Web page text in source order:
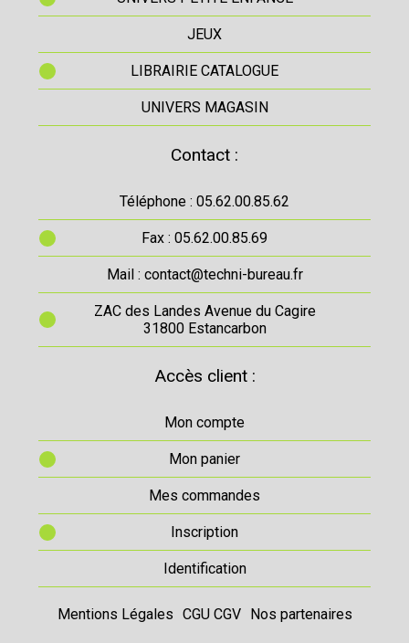
JEUX
LIBRAIRIE CATALOGUE
UNIVERS MAGASIN
Contact :
Téléphone : 05.62.00.85.62
Fax : 05.62.00.85.69
Mail : contact@techni-bureau.fr
ZAC des Landes Avenue du Cagire
31800 Estancarbon
Accès client :
Mon compte
Mon panier
Mes commandes
Inscription
Identification
Mentions Légales CGU CGV Nos partenaires